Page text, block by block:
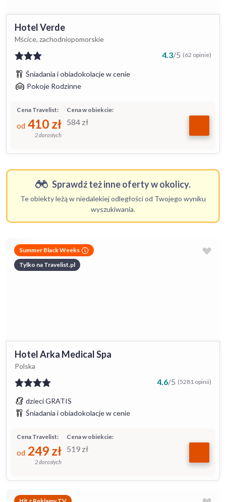
Hotel Verde
Mścice, zachodniopomorskie
4.3/5 (62 opinie)
Śniadania i obiadokolacje w cenie
Pokoje Rodzinne
Cena w obiekcie:
584 zł
Cena Travelist:
od 410 zł
2 dorosłych
Sprawdź też inne oferty w okolicy.
Te obiekty leżą w niedalekiej odległości od Twojego wyniku
wyszukiwania.
Summer Black Weeks
Tylko na Travelist.pl
Hotel Arka Medical Spa
Polska
4.6/5 (5281 opinii)
dzieci GRATIS
Śniadania i obiadokolacje w cenie
Cena w obiekcie:
519 zł
Cena Travelist:
od 249 zł
2 dorosłych